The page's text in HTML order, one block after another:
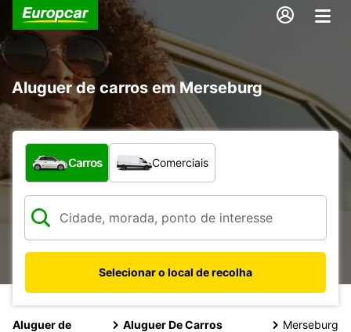
Aluguer de carros em Merseburg
Que tipo de veículo pretende?
Carros Comerciais
Selecionar o local de recolha
Aluguer de
Aluguer De Carros
Merseburg